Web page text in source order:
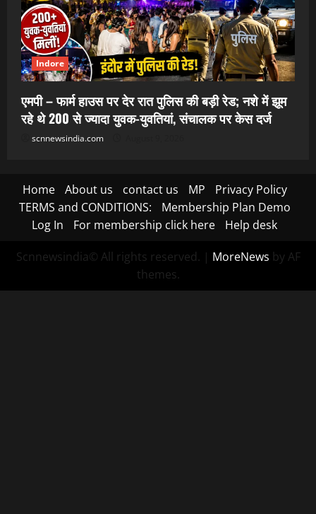
Indore
एमपी – फार्म हाउस पर देर रात पुलिस की बड़ी रेड; नशे में झूम
रहे थे 200 से ज्यादा युवक-युवतियां, संचालक पर केस दर्ज
scnnewsindia.com
Home About us contact us MP
Privacy Policy
TERMS and CONDITIONS:
Membership Plan Demo
Log In
For membership click here Help desk
Scnnewsindia© All rights reserved. | MoreNews by AF
themes.